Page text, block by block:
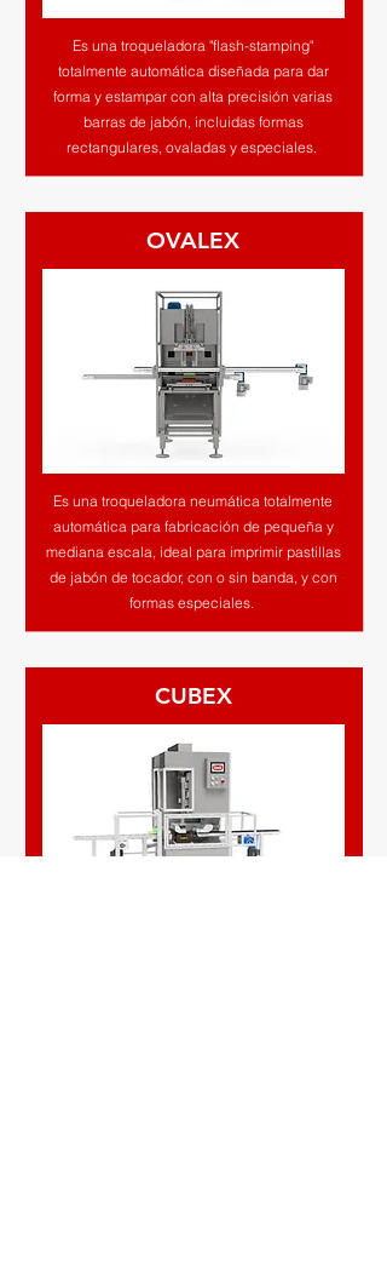
Es una troqueladora "flash-stamping"
totalmente automática diseñada para dar
forma y estampar con alta precisión varias
barras de jabón, incluidas formas
rectangulares, ovaladas y especiales.
OVALEX
Es una troqueladora neumática totalmente
automática para fabricación de pequeña y
mediana escala, ideal para imprimir pastillas
de jabón de tocador, con o sin banda, y con
formas especiales.
CUBEX